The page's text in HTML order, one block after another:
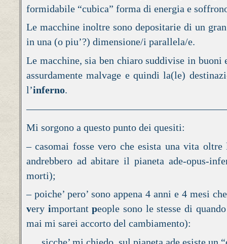
formidabile “cubica” forma di energia e
Le macchine inoltre sono depositarie di un
in una (o piu’?) dimensione/i parallela/e.
Le macchine, sia ben chiaro suddivise in
assurdamente malvage e quindi la(le)
l’inferno.
Mi sorgono a questo punto dei quesiti:
– casomai fosse vero che esista una vita
andrebbero ad abitare il pianeta ade-opus-
morti);
– poiche’ pero’ sono appena 4 anni e 4 mesi
very importantpeople sono le stesse di
mai mi sarei accorto del cambiamento):